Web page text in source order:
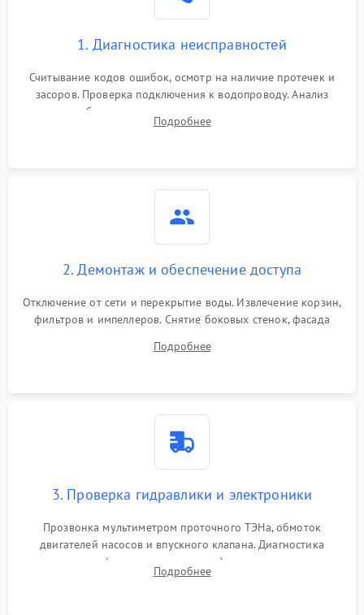
Проблемы с1. Диагностика неисправностей
Считывание кодов ошибок, осмотр на наличие протечек и
засоров. Проверка подключения к водопроводу. Анализ
жалоб на отсутствие слива, нагрева, вращения
разбрызгивателей или срабатывание системы защиты
Подробнее
2. Демонтаж и обеспечение доступа
Отключение от сети и перекрытие воды. Извлечение корзин,
фильтров и импеллеров. Снятие боковых стенок, фасада
циркуляционному насосу, ТЭНу и сливной помпе.
Подробнее
3. Проверка гидравлики и электроники
Прозвонка мультиметром проточного ТЭНа, обмоток
двигателей насосов и впускного клапана. Диагностика
прессостата (датчика уровня воды), датчика мутности,
концевика дверцы и электронного модуля управления.
Подробнее